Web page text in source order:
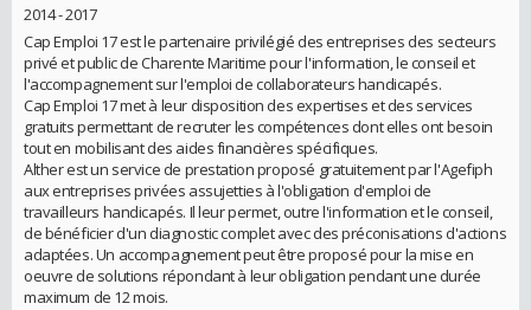
2014 - 2017
Cap Emploi 17 est le partenaire privilégié des entreprises des secteurs
privé et public de Charente Maritime pour l'information, le conseil et
l'accompagnement sur l'emploi de collaborateurs handicapés.
Cap Emploi 17 met à leur disposition des expertises et des services
gratuits permettant de recruter les compétences dont elles ont besoin
tout en mobilisant des aides financières spécifiques.
Alther est un service de prestation proposé gratuitement par l'Agefiph
aux entreprises privées assujetties à l'obligation d'emploi de
travailleurs handicapés. Il leur permet, outre l'information et le conseil,
de bénéficier d'un diagnostic complet avec des préconisations d'actions
adaptées. Un accompagnement peut être proposé pour la mise en
oeuvre de solutions répondant à leur obligation pendant une durée
maximum de 12 mois.